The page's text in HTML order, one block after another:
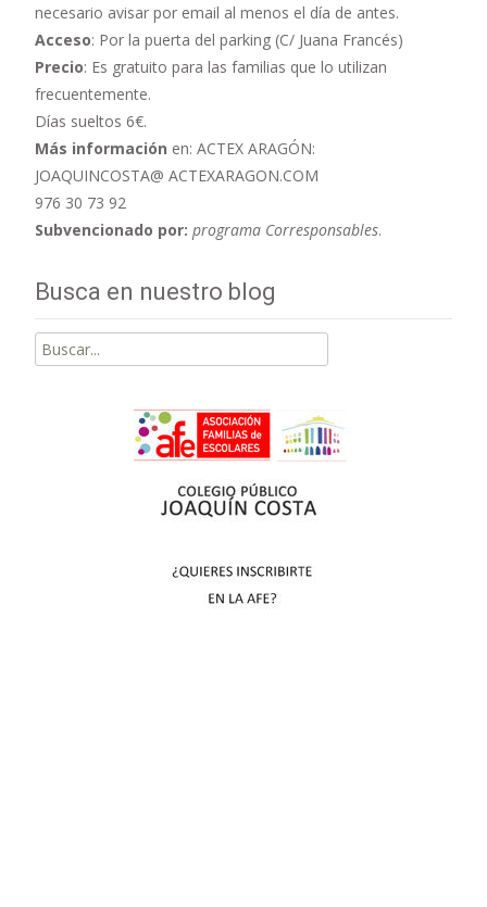
necesario avisar por email al menos el día de antes.
Acceso: Por la puerta del parking (C/ Juana Francés)
Precio: Es gratuito para las familias que lo utilizan
frecuentemente.
Días sueltos 6€.
Más información en: ACTEX ARAGÓN:
JOAQUINCOSTA@ ACTEXARAGON.COM
976 30 73 92
Subvencionado por: programa Corresponsables.
Busca en nuestro blog
Buscar
por: